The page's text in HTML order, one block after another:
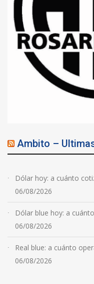
Ambito –
Dólar hoy: a cuánto
06/08/2026
Dólar blue hoy: a
06/08/2026
Real blue: a cuánto
06/08/2026